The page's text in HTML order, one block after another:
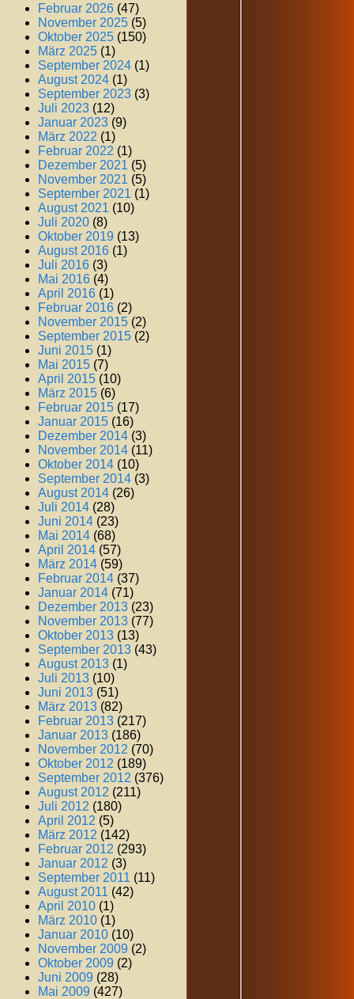
Februar 2026 (47)
November 2025 (5)
Oktober 2025 (150)
März 2025 (1)
September 2024 (1)
August 2024 (1)
September 2023 (3)
Juli 2023 (12)
Januar 2023 (9)
März 2022 (1)
Februar 2022 (1)
Dezember 2021 (5)
November 2021 (5)
September 2021 (1)
August 2021 (10)
Juli 2020 (8)
Oktober 2019 (13)
August 2016 (1)
Juli 2016 (3)
Mai 2016 (4)
April 2016 (1)
Februar 2016 (2)
November 2015 (2)
September 2015 (2)
Juni 2015 (1)
Mai 2015 (7)
April 2015 (10)
März 2015 (6)
Februar 2015 (17)
Januar 2015 (16)
Dezember 2014 (3)
November 2014 (11)
Oktober 2014 (10)
September 2014 (3)
August 2014 (26)
Juli 2014 (28)
Juni 2014 (23)
Mai 2014 (68)
April 2014 (57)
März 2014 (59)
Februar 2014 (37)
Januar 2014 (71)
Dezember 2013 (23)
November 2013 (77)
Oktober 2013 (13)
September 2013 (43)
August 2013 (1)
Juli 2013 (10)
Juni 2013 (51)
März 2013 (82)
Februar 2013 (217)
Januar 2013 (186)
November 2012 (70)
Oktober 2012 (189)
September 2012 (376)
August 2012 (211)
Juli 2012 (180)
April 2012 (5)
März 2012 (142)
Februar 2012 (293)
Januar 2012 (3)
September 2011 (11)
August 2011 (42)
April 2010 (1)
März 2010 (1)
Januar 2010 (10)
November 2009 (2)
Oktober 2009 (2)
Juni 2009 (28)
Mai 2009 (427)